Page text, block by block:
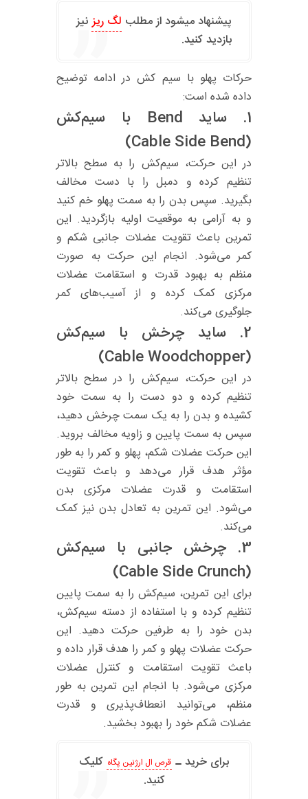
پیشنهاد میشود از مطلب لگ ریز نیز
بازدید کنید.
حرکات پهلو با سیم کش در ادامه توضیح
داده شده است:
1.
ساید Bend با سیم‌کش
(Cable Side Bend)
در این حرکت، سیم‌کش را به سطح بالاتر
تنظیم کرده و دمبل را با دست مخالف
بگیرید. سپس بدن را به سمت پهلو خم کنید
و به آرامی به موقعیت اولیه بازگردید. این
تمرین باعث تقویت عضلات جانبی شکم و
کمر می‌شود. انجام این حرکت به صورت
منظم به بهبود قدرت و استقامت عضلات
مرکزی کمک کرده و از آسیب‌های کمر
جلوگیری می‌کند.
2.
ساید چرخش با سیم‌کش
(Cable Woodchopper)
در این حرکت، سیم‌کش را در سطح بالاتر
تنظیم کرده و دو دست را به سمت خود
کشیده و بدن را به یک سمت چرخش دهید،
سپس به سمت پایین و زاویه مخالف بروید.
این حرکت عضلات شکم، پهلو و کمر را به طور
مؤثر هدف قرار می‌دهد و باعث تقویت
استقامت و قدرت عضلات مرکزی بدن
می‌شود. این تمرین به تعادل بدن نیز کمک
می‌کند.
3.
چرخش جانبی با سیم‌کش
(Cable Side Crunch)
برای این تمرین، سیم‌کش را به سمت پایین
تنظیم کرده و با استفاده از دسته سیم‌کش،
بدن خود را به طرفین حرکت دهید. این
حرکت عضلات پهلو و کمر را هدف قرار داده و
باعث تقویت استقامت و کنترل عضلات
مرکزی می‌شود. با انجام این تمرین به طور
منظم، می‌توانید انعطاف‌پذیری و قدرت
عضلات شکم خود را بهبود بخشید.
برای خرید قرص ال ارژنین پگاه کلیک
کنید.